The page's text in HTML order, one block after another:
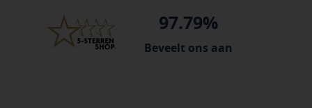
97.79%
Beveelt ons aan